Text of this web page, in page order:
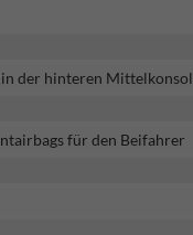
in der hinteren
für den Beifahrer